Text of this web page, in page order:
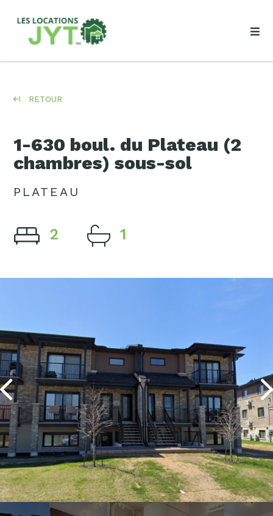
RETOUR
1-630 boul. du Plateau (2
chambres) sous-sol
PLATEAU
2 1